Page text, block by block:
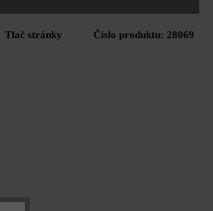
Tlač stránky Číslo produktu: 28069